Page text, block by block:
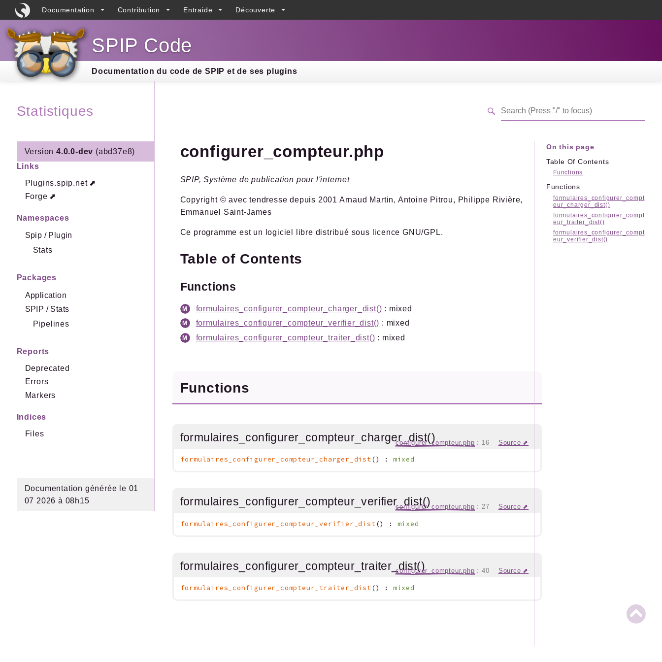
Documentation Contribution Entraide Découverte
SPIP Code
Documentation du code de SPIP et de ses plugins
Statistiques
Version 4.0.0-dev (abd37e8)
Links
Plugins.spip.net
Forge
Namespaces
Spip / Plugin
Stats
Packages
Application
SPIP / Stats
Pipelines
Reports
Deprecated
Errors
Markers
Indices
Files
Documentation générée le 01
07 2026 à 08h15
configurer_compteur.php
SPIP, Système de publication pour l'internet
Copyright © avec tendresse depuis 2001 Arnaud Martin, Antoine Pitrou, Philippe Rivière,
Emmanuel Saint-James
Ce programme est un logiciel libre distribué sous licence GNU/GPL.
Table of Contents
Functions
formulaires_configurer_compteur_charger_dist() : mixed
formulaires_configurer_compteur_verifier_dist() : mixed
formulaires_configurer_compteur_traiter_dist() : mixed
Functions
formulaires_configurer_compteur_charger_dist()configurer_compteur.php : 16 Source
formulaires_configurer_compteur_charger_dist() : mixed
formulaires_configurer_compteur_verifier_dist()configurer_compteur.php : 27 Source
formulaires_configurer_compteur_verifier_dist() : mixed
formulaires_configurer_compteur_traiter_dist()configurer_compteur.php : 40 Source
formulaires_configurer_compteur_traiter_dist() : mixed
On this page
Table Of Contents
Functions
Functions
formulaires_configurer_compt
eur_charger_dist()
formulaires_configurer_compt
eur_traiter_dist()
formulaires_configurer_compt
eur_verifier_dist()
Search results